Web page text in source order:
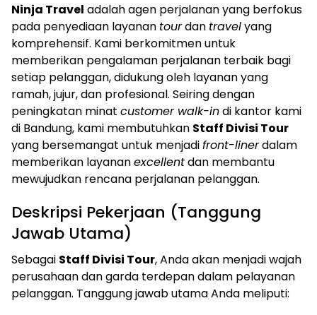
Ninja Travel adalah agen perjalanan yang berfokus
pada penyediaan layanan tourdan travelyang
komprehensif. Kami berkomitmen untuk
memberikan pengalaman perjalanan terbaik bagi
setiap pelanggan, didukung oleh layanan yang
ramah, jujur, dan profesional. Seiring dengan
peningkatan minat customer walk-indi kantor kami
di Bandung, kami membutuhkan Staff Divisi Tour
yang bersemangat untuk menjadifront-linerdalam
memberikan layananexcellentdan membantu
mewujudkan rencana perjalanan pelanggan.
Deskripsi Pekerjaan (Tanggung
Jawab Utama)
Sebagai Staff Divisi Tour, Anda akan menjadi wajah
perusahaan dan garda terdepan dalam pelayanan
pelanggan. Tanggung jawab utama Anda meliputi: